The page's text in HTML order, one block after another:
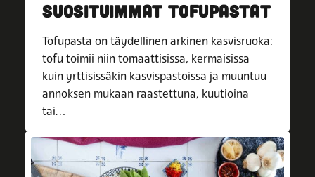
SUOSITUIMMAT TOFUPASTAT
Tofupasta on täydellinen arkinen kasvisruoka:
tofu toimii niin tomaattisissa, kermaisissa
kuin yrttisissäkin kasvispastoissa ja muuntuu
annoksen mukaan raastettuna, kuutioina
tai…